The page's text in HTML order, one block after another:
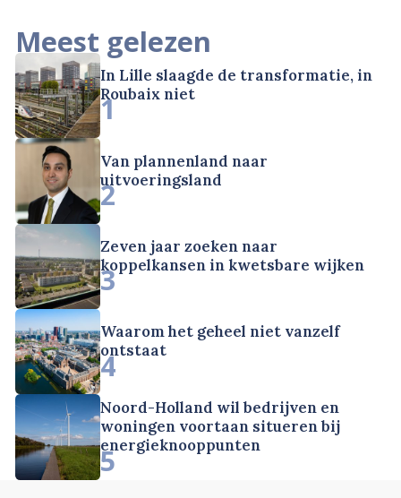
Meest gelezen
In Lille slaagde de transformatie, in
Roubaix niet
1
Van plannenland naar
uitvoeringsland
2
Zeven jaar zoeken naar
koppelkansen in kwetsbare wijken
3
Waarom het geheel niet vanzelf
ontstaat
4
Noord-Holland wil bedrijven en
woningen voortaan situeren bij
energieknooppunten
5